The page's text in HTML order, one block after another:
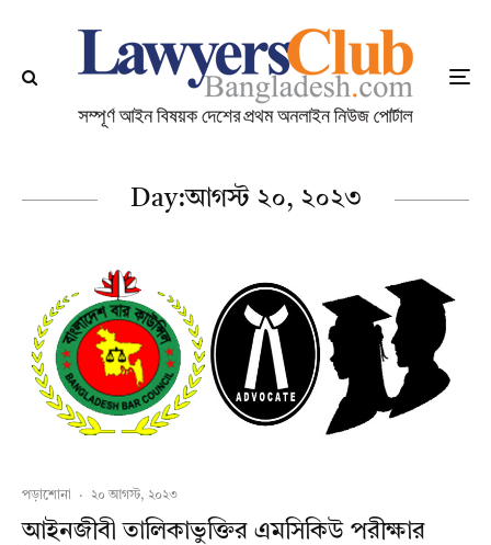
Day:আগস্ট ২০, ২০২৩
পড়াশোনা · ২০ আগস্ট, ২০২৩
আইনজীবী তালিকাভুক্তির এমসিকিউ পরীক্ষার